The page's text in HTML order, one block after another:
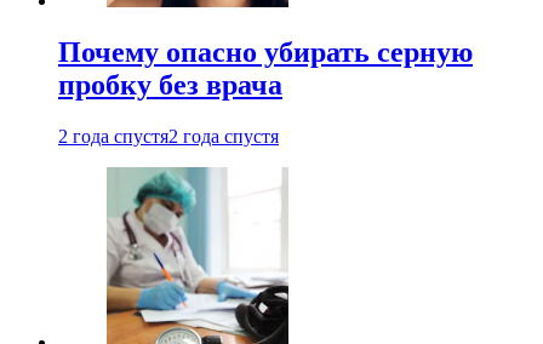
Почему опасно убирать серную
пробку без врача
2 года спустя2 года спустя